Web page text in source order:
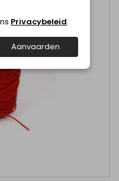
Privacybeleid.
Aanvaarden